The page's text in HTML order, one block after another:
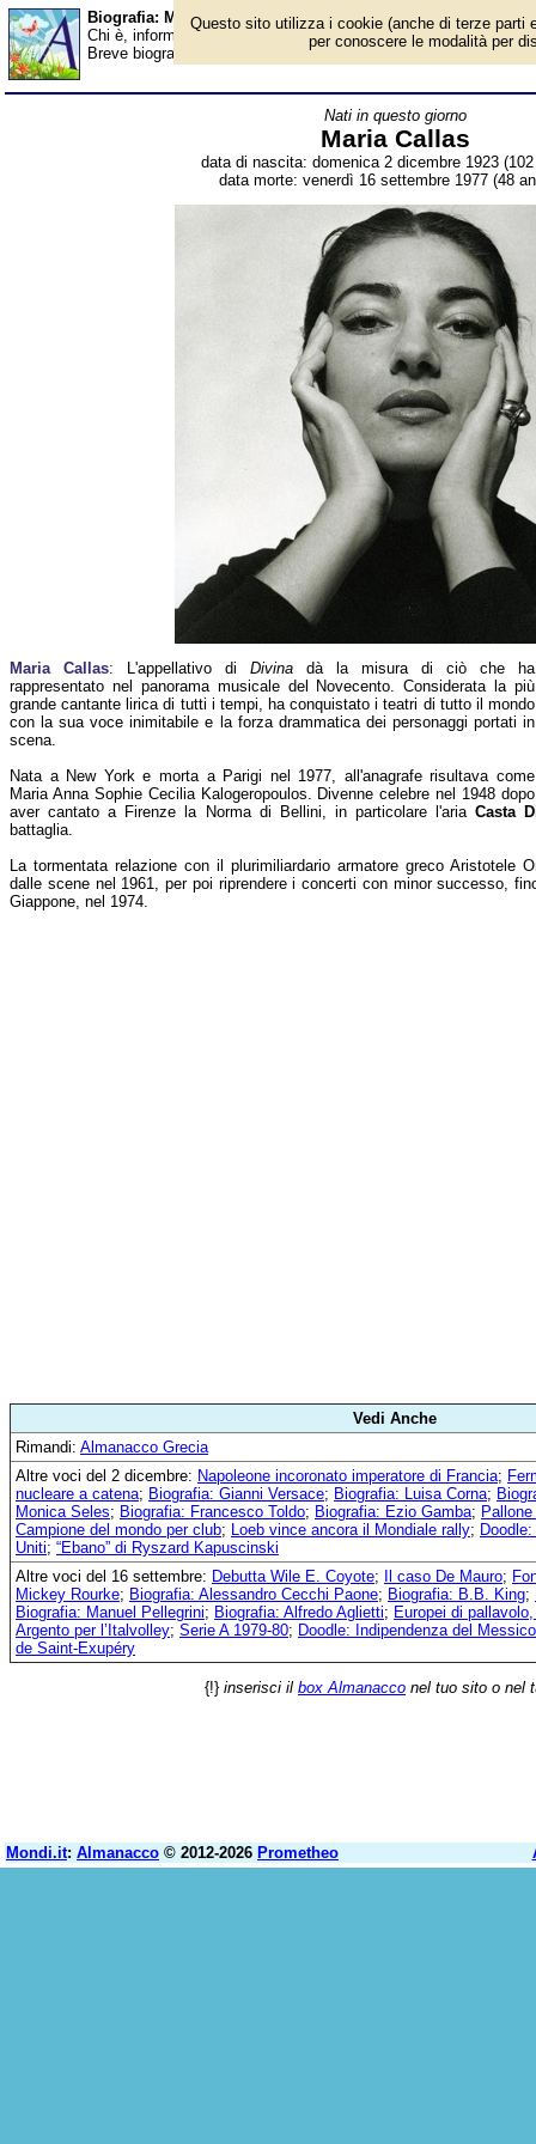
Biografia: Maria Callas - Almanacco
Chi è, informazioni, foto, qual è la data di nascita, dove è nato,
Breve biografia. Voce dell'Almanacco.
Nati in questo giorno
Maria Callas
data di nascita: domenica 2 dicembre 1923
data morte: venerdì 16 settembre 1977 (48
Maria Callas: L'appellativo di Divina dà la misura di ciò che ha
rappresentato nel panorama musicale del Novecento. Considerata la più
grande cantante lirica di tutti i tempi, ha conquistato i teatri di tutto il mondo
con la sua voce inimitabile e la forza drammatica dei personaggi portati in
scena.
Nata a New York e morta a Parigi nel 1977, all'anagrafe risultava come
Maria Anna Sophie Cecilia Kalogeropoulos. Divenne celebre nel 1948 dopo
aver cantato a Firenze la Norma di Bellini, in particolare l'ariaCasta
battaglia.
La tormentata relazione con il plurimiliardario armatore greco Aristotele
dalle scene nel 1961, per poi riprendere i concerti con minor successo,
Giappone, nel 1974.
Vedi Anche
Rimandi: Almanacco Grecia
Altre voci del 2 dicembre: Napoleone incoronato imperatore di Francia;
nucleare a catena; Biografia: Gianni Versace; Biografia: Luisa Corna;
Monica Seles; Biografia: Francesco Toldo; Biografia: Ezio Gamba;
Campione del mondo per club; Loeb vince ancora il Mondiale rally;
Uniti; “Ebano” di Ryszard Kapuscinski
Altre voci del 16 settembre: Debutta Wile E. Coyote; Il caso De Mauro;
Mickey Rourke; Biografia: Alessandro Cecchi Paone; Biografia: B.B. King;
Biografia: Manuel Pellegrini; Biografia: Alfredo Aglietti; Europei di
Argento per l’Italvolley; Serie A 1979-80; Doodle: Indipendenza del Messico
de Saint-Exupéry
{!} inserisci il box Almanacco nel tuo sito o nel
Mondi.it: Almanacco © 2012-2026 Prometheo
Questo sito utilizza i cookie (anche di terze parti
per conoscere le modalità per